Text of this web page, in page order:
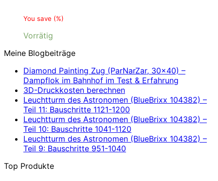
You save (%)
Vorrätig
Meine Blogbeiträge
Diamond Painting Zug (ParNarZar, 30×40) –
Dampflok im Bahnhof im Test & Erfahrung
3D-Druckkosten berechnen
Leuchtturm des Astronomen (BlueBrixx 104382) –
Teil 11: Bauschritte 1121-1200
Leuchtturm des Astronomen (BlueBrixx 104382) –
Teil 10: Bauschritte 1041-1120
Leuchtturm des Astronomen (BlueBrixx 104382) –
Teil 9: Bauschritte 951-1040
Top Produkte